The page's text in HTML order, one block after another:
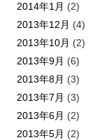
2014年1月 (2)
2013年12月 (4)
2013年10月 (2)
2013年9月 (6)
2013年8月 (3)
2013年7月 (3)
2013年6月 (2)
2013年5月 (2)